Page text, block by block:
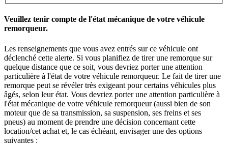
Veuillez tenir compte de l'état mécanique de votre véhicule
remorqueur.
Les renseignements que vous avez entrés sur ce véhicule ont
déclenché cette alerte. Si vous planifiez de tirer une remorque sur
quelque distance que ce soit, vous devriez porter une attention
particulière à l'état de votre véhicule remorqueur. Le fait de tirer une
remorque peut se révéler très exigeant pour certains véhicules plus
âgés, selon leur état. Vous devriez porter une attention particulière à
l'état mécanique de votre véhicule remorqueur (aussi bien de son
moteur que de sa transmission, sa suspension, ses freins et ses
pneus) au moment de prendre une décision concernant cette
location/cet achat et, le cas échéant, envisager une des options
suivantes :